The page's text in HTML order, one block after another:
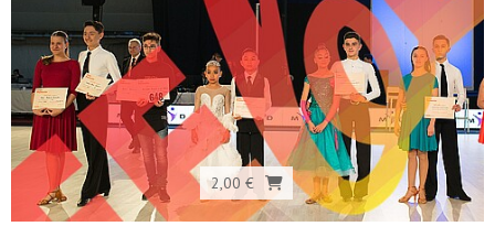
2,00 €